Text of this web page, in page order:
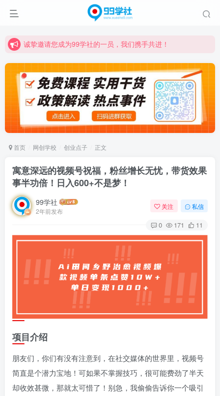
诚挚邀请您成为99学社的一员，我们携手共进！
诚挚邀请您成为99学社的一员，我们携手共进！
学习路上不孤独，99学社与你同行！分享全网优质VIP资源，炒股教程、创业教程、网络营销教程、自媒体短视频教程等，长期更新各大精品创业项目！
首页 网创学校 创业点子 正文
寓意深远的视频号祝福，粉丝增长无忧，带货效果
事半功倍！日入600+不是梦！
99学社
2年前发布
关注 私信
0 171 11
项目介绍
朋友们，你们有没有注意到，在社交媒体的世界里，视频号
简直是个潜力宝地！可如果不掌握技巧，很可能费劲了半天
却收效甚微，那就太可惜了！别急，我偷偷告诉你一个吸引